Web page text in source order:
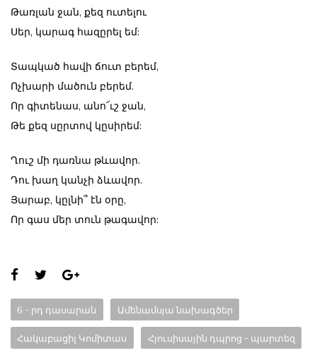
Թառլան ջան, քեզ ուտելու
Սեր, կարագ հազըրել եմ:
Տապկած հավի ճուտ բերեմ,
Ոչխարի մածուն բերեմ.
Որ գիտենաս, անո՜ւշ ջան,
Թե քեզ սըրտով կըսիրեմ:
Ղուշ մի դառնա թևավոր.
Դու խաղ կանչի ձևավոր.
Յարաբ, կըլնի՞ էն օրը,
Որ գաս մեր տուն թագավոր:
Share
page:
Categories:
6 - րդ դասարան Ամենամսյա նախագծեր
Հակաբացիլ Կոմիտաս Հյուսիսային դպրոց - պարտեզ